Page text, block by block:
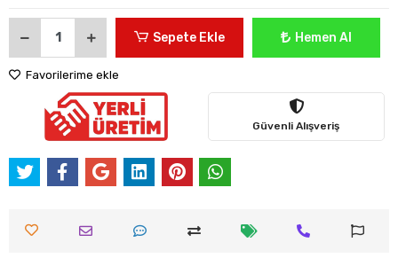
Sepete Ekle Hemen Al
Favorilerime ekle
Güvenli Alışveriş